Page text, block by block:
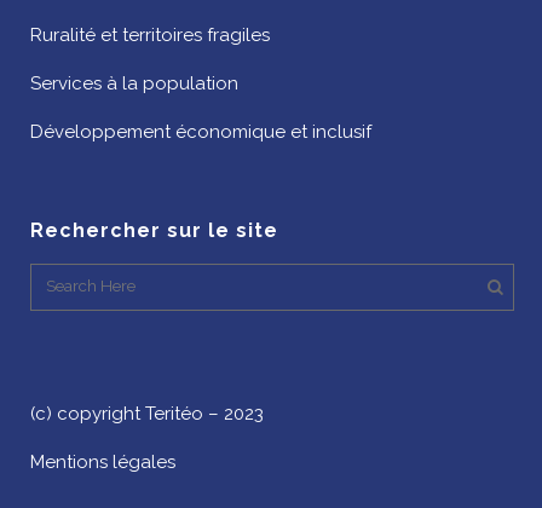
Ruralité et territoires fragiles
Services à la population
Développement économique et inclusif
Rechercher sur le site
(c) copyright Teritéo – 2023
Mentions légales